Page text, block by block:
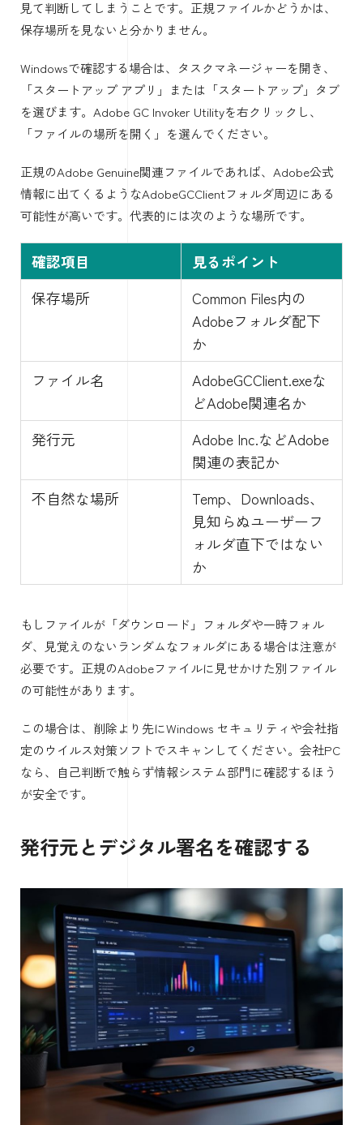
見て判断してしまうことです。正規ファイルかどうかは、
保存場所を見ないと分かりません。
Windowsで確認する場合は、タスクマネージャーを開き、
「スタートアップ アプリ」または「スタートアップ」タブ
を選びます。Adobe GC Invoker Utilityを右クリックし、
「ファイルの場所を開く」を選んでください。
正規のAdobe Genuine関連ファイルであれば、Adobe公式
情報に出てくるようなAdobeGCClientフォルダ周辺にある
可能性が高いです。代表的には次のような場所です。
確認項目
見るポイント
保存場所
Common Files内の
Adobeフォルダ配下
か
ファイル名
AdobeGCClient.exeな
どAdobe関連名か
発行元
Adobe Inc.などAdobe
関連の表記か
不自然な場所
Temp、Downloads、
見知らぬユーザーフ
ォルダ直下ではない
か
もしファイルが「ダウンロード」フォルダや一時フォル
ダ、見覚えのないランダムなフォルダにある場合は注意が
必要です。正規のAdobeファイルに見せかけた別ファイル
の可能性があります。
この場合は、削除より先にWindows セキュリティや会社指
定のウイルス対策ソフトでスキャンしてください。会社PC
なら、自己判断で触らず情報システム部門に確認するほう
が安全です。
発行元とデジタル署名を確認する